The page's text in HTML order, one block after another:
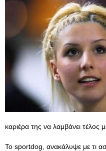
καριέρα της να λαμβάνει τέλος
Το sportdog, ανακάλυψε με τι